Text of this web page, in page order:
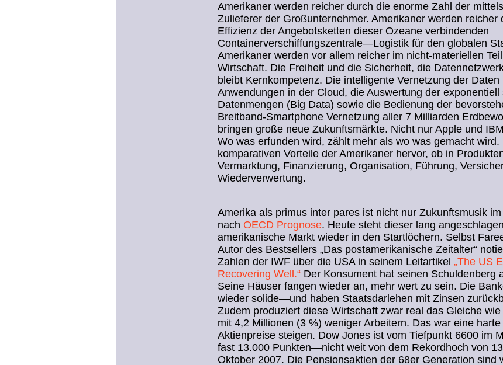
Amerikaner werden reicher durch die enorme Zahl der
Zulieferer der Großunternehmer. Amerikaner werden reicher
Effizienz der Angebotsketten dieser Ozeane verbindenden
Containerverschiffungszentrale—Logistik für den globalen
Amerikaner werden vor allem reicher im nicht-materiellen
Wirtschaft. Die Freiheit und die Sicherheit, die
bleibt Kernkompetenz. Die intelligente Vernetzung der Daten
Anwendungen in der Cloud, die Auswertung der exponentiell
Datenmengen (Big Data) sowie die Bedienung der
Breitband-Smartphone Vernetzung aller 7 Milliarden
bringen große neue Zukunftsmärkte. Nicht nur Apple und
Wo was erfunden wird, zählt mehr als wo was gemacht wird.
komparativen Vorteile der Amerikaner hervor, ob in
Vermarktung, Finanzierung, Organisation, Führung,
Wiederverwertung.
Amerika als primus inter pares ist nicht nur Zukunftsmusik
nach OECD Prognose. Heute steht dieser lang
amerikanische Markt wieder in den Startlöchern. Selbst
Autor des Bestsellers „Das postamerikanische Zeitalter“
Zahlen der IWF über die USA in seinem Leitartikel „The US
Recovering Well.“ Der Konsument hat seinen Schuldenberg
Seine Häuser fangen wieder an, mehr wert zu sein. Die
wieder solide—und haben Staatsdarlehen mit Zinsen
Zudem produziert diese Wirtschaft zwar real das Gleiche
mit 4,2 Millionen (3 %) weniger Arbeitern. Das war eine
Aktienpreise steigen. Dow Jones ist vom Tiefpunkt 6600 im
fast 13.000 Punkten—nicht weit von dem Rekordhoch von
Oktober 2007. Die Pensionsaktien der 68er Generation sind